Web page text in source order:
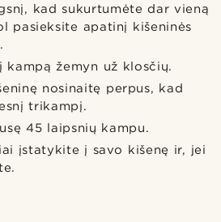
kad sukurtumėte dar vieną
pasieksite apatinį kišeninės
kampą žemyn už klosčių.
nosinaitę perpus, kad
trikampį.
45 laipsnių kampu.
įstatykite į savo kišenę ir, jei